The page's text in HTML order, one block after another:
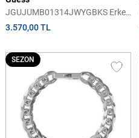
JGUJUMB01314JWYGBKS Erkek
Bileklik
3.570,00 TL
SEZON